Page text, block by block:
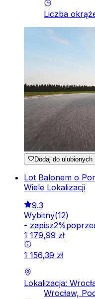
Liczba
Dodaj do ulubionych
Lot Balonem o
Wiele Lokalizacji
9.3
Wybitny(12)
- zapisz2%
1 179,99 zł
1 156,39 zł
Lokalizacja:
Wrocław,